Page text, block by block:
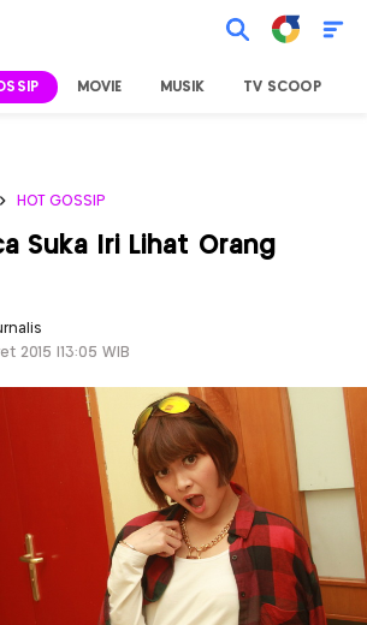
MOVIE MUSIK TV SCOOP
HOT GOSSIP
Suka Iri Lihat Orang
2015 |13:05 WIB